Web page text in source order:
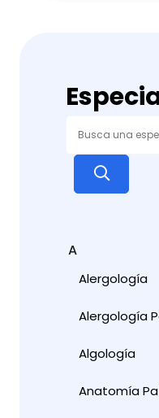
A
Alergología
Alergología
Algología
Anatomía